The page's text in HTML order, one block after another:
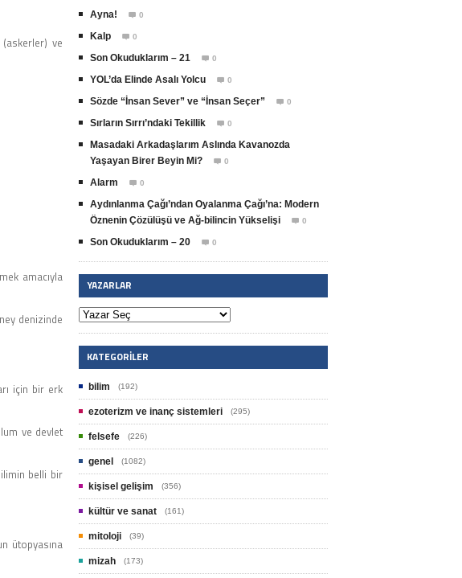
ve
amacıyla
denizinde
için bir erk
ve devlet
belli bir
ütopyasına
Ayna!  0
Kalp  0
Son Okuduklarım – 21  0
YOL’da Elinde Asalı Yolcu  0
Sözde “İnsan Sever” ve “İnsan Seçer”  0
Sırların Sırrı’ndaki Tekillik  0
Masadaki Arkadaşlarım Aslında Kavanozda
Yaşayan Birer Beyin Mi?
 0
Alarm  0
Aydınlanma Çağı’ndan Oyalanma Çağı’na: Modern
Öznenin Çözülüşü ve Ağ-bilincin Yükselişi
 0
Son Okuduklarım – 20  0
YAZARLAR
KATEGORILER
bilim (192)
ezoterizm ve inanç sistemleri (295)
felsefe (226)
genel (1082)
kişisel gelişim (356)
kültür ve sanat (161)
mitoloji (39)
mizah (173)